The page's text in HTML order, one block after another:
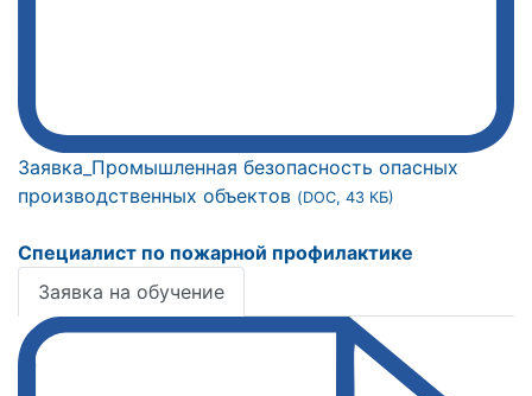
Заявка_Промышленная безопасность опасных
производственных объектов (DOC, 43 КБ)
Специалист по пожарной профилактике
Заявка на обучение